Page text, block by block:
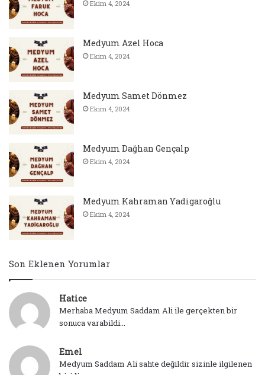
Ekim 4, 2024
Medyum Azel Hoca
Ekim 4, 2024
Medyum Samet Dönmez
Ekim 4, 2024
Medyum Dağhan Gençalp
Ekim 4, 2024
Medyum Kahraman Yadigaroğlu
Ekim 4, 2024
Son Eklenen Yorumlar
Hatice
Merhaba Medyum Saddam Ali ile gerçekten bir
sonuca varabildi...
Emel
Medyum Saddam Ali sahte değildir sizinle ilgilenen